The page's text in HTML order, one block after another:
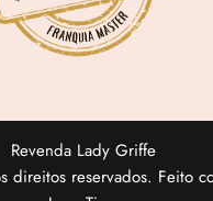
por
Revenda Lady Griffe
direitos reservados. Feito